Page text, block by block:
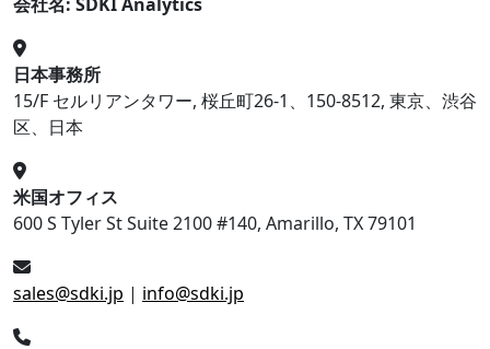
日本事務所
15/F セルリアンタワー, 桜丘町26-1、150-8512, 東京、渋谷
区、日本
米国オフィス
600 S Tyler St Suite 2100 #140, Amarillo, TX 79101
sales@sdki.jp | info@sdki.jp